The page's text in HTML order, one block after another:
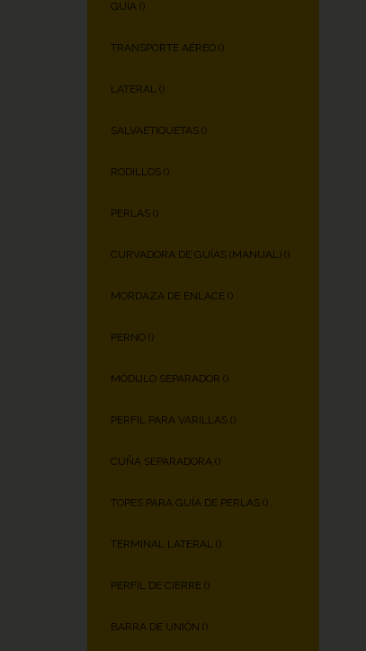
GUÍA ()
TRANSPORTE AÉREO ()
LATERAL ()
SALVAETIQUETAS ()
RODILLOS ()
PERLAS ()
CURVADORA DE GUÍAS (MANUAL) ()
MORDAZA DE ENLACE ()
PERNO ()
MÓDULO SEPARADOR ()
PERFIL PARA VARILLAS ()
CUÑA SEPARADORA ()
TOPES PARA GUÍA DE PERLAS ()
TERMINAL LATERAL ()
PERFIL DE CIERRE ()
BARRA DE UNIÓN ()